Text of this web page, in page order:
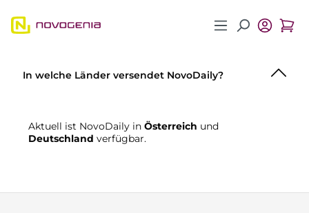
Zum Hauptinhalt springen
In welche Länder versendet NovoDaily?
Aktuell ist NovoDaily in Österreich und
Deutschland verfügbar.